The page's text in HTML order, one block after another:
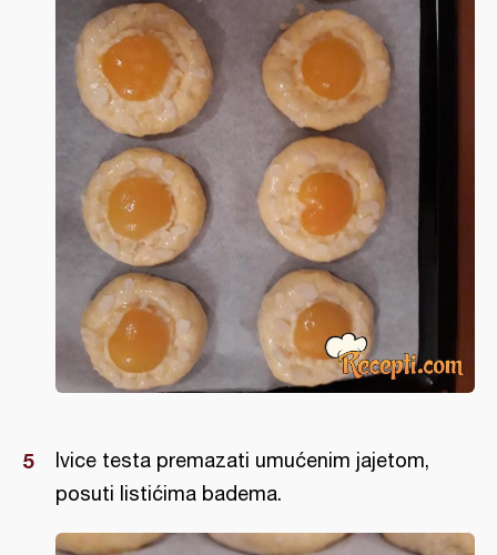
Ivice testa premazati umućenim jajetom,
posuti listićima badema.